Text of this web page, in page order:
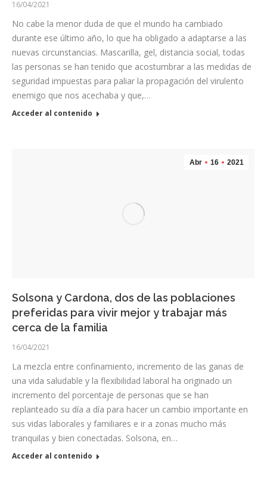
16/04/2021
No cabe la menor duda de que el mundo ha cambiado
durante ese último año, lo que ha obligado a adaptarse a las
nuevas circunstancias. Mascarilla, gel, distancia social, todas
las personas se han tenido que acostumbrar a las medidas de
seguridad impuestas para paliar la propagación del virulento
enemigo que nos acechaba y que,…
Acceder al contenido
Abr 16 2021
Solsona y Cardona, dos de las poblaciones
preferidas para vivir mejor y trabajar más
cerca de la familia
16/04/2021
La mezcla entre confinamiento, incremento de las ganas de
una vida saludable y la flexibilidad laboral ha originado un
incremento del porcentaje de personas que se han
replanteado su día a día para hacer un cambio importante en
sus vidas laborales y familiares e ir a zonas mucho más
tranquilas y bien conectadas. Solsona, en…
Acceder al contenido